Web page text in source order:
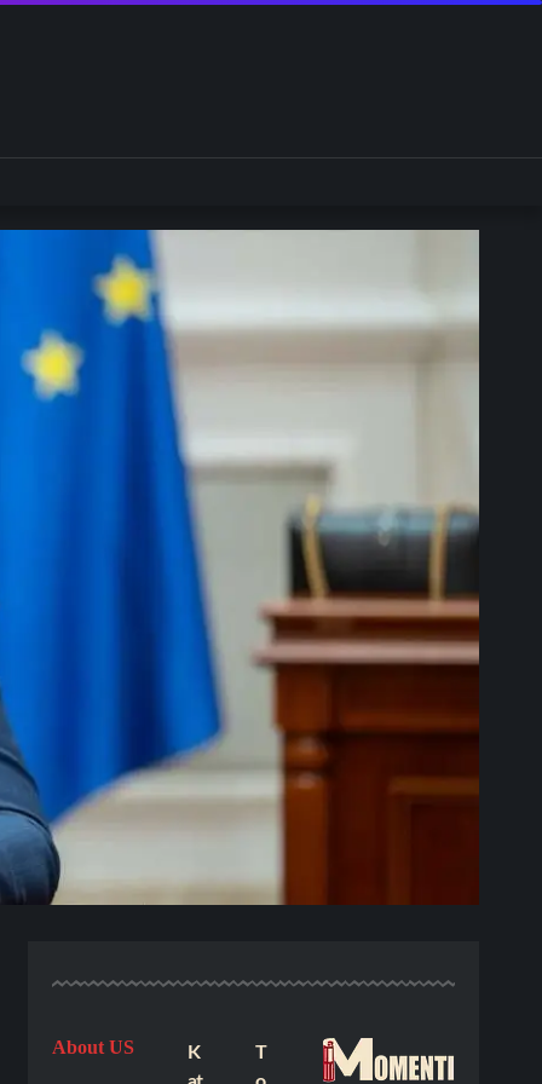
About US
K
T